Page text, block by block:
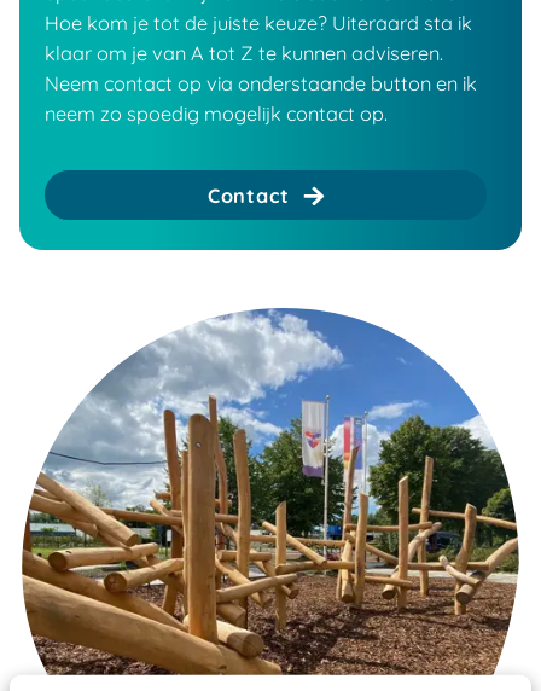
Hoe kom je tot de juiste keuze? Uiteraard sta ik
klaar om je van A tot Z te kunnen adviseren.
Neem contact op via onderstaande button en ik
neem zo spoedig mogelijk contact op.
Contact